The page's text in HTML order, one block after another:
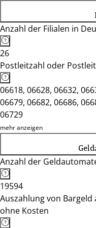
Anzahl der Filialen in
26
Postleitzahl oder
06618, 06628, 06632,
06679, 06682, 06686,
06729
mehr anzeigen
Anzahl der
19594
Auszahlung von
ohne Kosten